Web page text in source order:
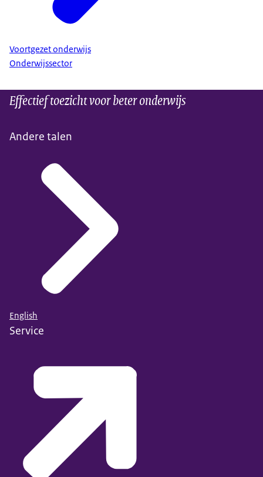
Voortgezet onderwijs
Onderwijssector
Effectief toezicht voor beter onderwijs
Andere talen
English
Service